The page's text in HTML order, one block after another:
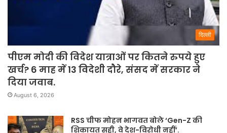
दिल्ली
पीएम मोदी की विदेश यात्राओं पर कितने रुपये हुए
खर्च? 6 माह में 13 विदेशी दौरे, संसद में सरकार ने
दिया जवाब.
August 6, 2026
RSS चीफ मोहन भागवत बोले ‘Gen-Z की
शिकायत सही, वे देश-विरोधी नहीं’.